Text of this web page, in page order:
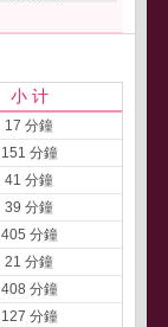
小 计
17 分鐘
151 分鐘
41 分鐘
39 分鐘
405 分鐘
21 分鐘
408 分鐘
127 分鐘